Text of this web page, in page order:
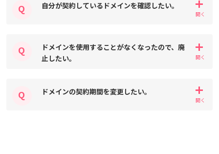
自分が契約しているドメインを確認したい。
ドメインを使用することがなくなったので、廃
止したい。
ドメインの契約期間を変更したい。